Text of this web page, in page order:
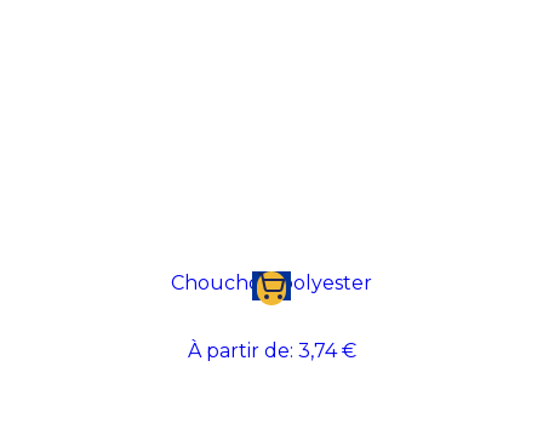
Chouchou polyester
À partir de: 3,74 €